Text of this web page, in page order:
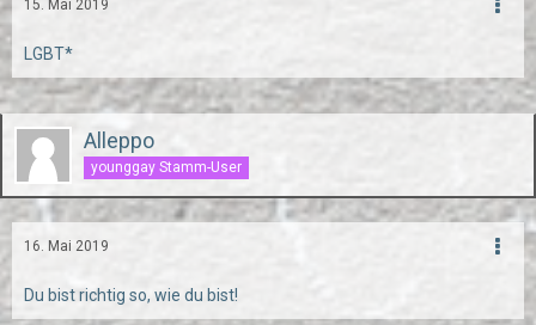
15. Mai 2019
LGBT*
Alleppo
younggay Stamm-User
16. Mai 2019
Du bist richtig so, wie du bist!